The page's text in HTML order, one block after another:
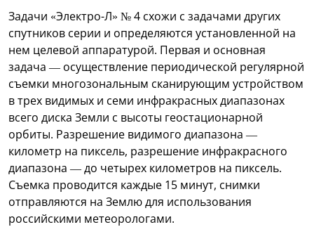
Задачи «Электро-Л» № 4 схожи с задачами других
спутников серии и определяются установленной на
нем целевой аппаратурой. Первая и основная
задача — осуществление периодической регулярной
съемки многозональным сканирующим устройством
в трех видимых и семи инфракрасных диапазонах
всего диска Земли с высоты геостационарной
орбиты. Разрешение видимого диапазона —
километр на пиксель, разрешение инфракрасного
диапазона — до четырех километров на пиксель.
Съемка проводится каждые 15 минут, снимки
отправляются на Землю для использования
российскими метеорологами.